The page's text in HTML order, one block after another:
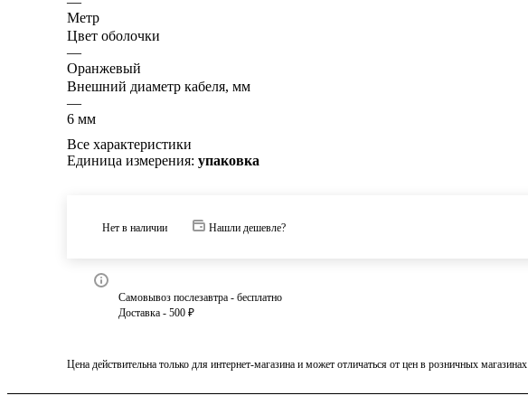
Метр
Цвет оболочки
—
Оранжевый
Внешний диаметр кабеля, мм
—
6 мм
Все характеристики
Единица измерения: упаковка
Нет в наличии Нашли дешевле?
Самовывоз послезавтра - бесплатно
Доставка - 500 ₽
Цена действительна только для интернет-магазина и может отличаться от цен в розничных магазинах